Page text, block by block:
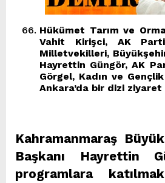
Hükümet Tarım ve
Vahit Kirişci, AK Parti
Milletvekilleri,
Hayrettin Güngör, AK
Görgel, Kadın ve
Ankara’da bir dizi
Kahramanmaraş
Başkanı Hayrettin
programlara